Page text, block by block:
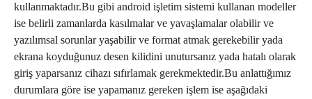
kullanmaktadır.Bu gibi android işletim sistemi kullanan modeller
ise belirli zamanlarda kasılmalar ve yavaşlamalar olabilir ve
yazılımsal sorunlar yaşabilir ve format atmak gerekebilir yada
ekrana koyduğunuz desen kilidini unutursanız yada hatalı olarak
giriş yaparsanız cihazı sıfırlamak gerekmektedir.Bu anlattığımız
durumlara göre ise yapamanız gereken işlem ise aşağıdaki